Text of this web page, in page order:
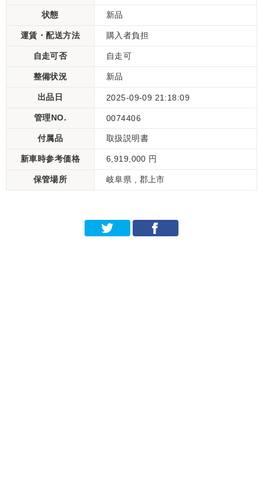
状態 新品
運賃・配送方法 購入者負担
自走可否 自走可
整備状況 新品
出品日 2025-09-09 21:18:09
管理NO. 0074406
付属品 取扱説明書
新車時参考価格 6,919,000 円
保管場所 岐阜県 , 郡上市